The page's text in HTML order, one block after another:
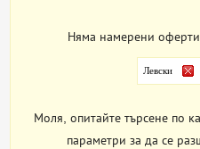
Няма намерени
Левски
Моля, опитайте търсене по
параметри за да се